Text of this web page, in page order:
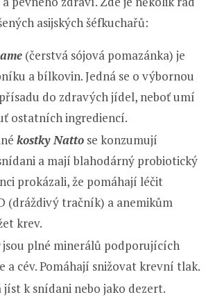
asijských šéfkuchařů:
(čerstvá sójová pomazánka) je
a bílkovin. Jedná se o výbornou
do zdravých jídel, neboť umí
ostatních ingrediencí.
kostky Natto se konzumují
a mají blahodárný probiotický
prokázali, že pomáhají léčit
(dráždivý tračník) a anemikům
krev.
jsou plné minerálů podporujících
a cév. Pomáhají snižovat krevní tlak.
jíst k snídani nebo jako dezert.